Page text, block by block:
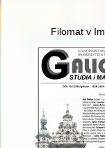
Filomat v